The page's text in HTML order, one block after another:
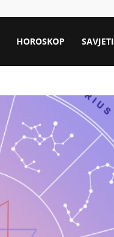
HOROSKOP SAVJETI